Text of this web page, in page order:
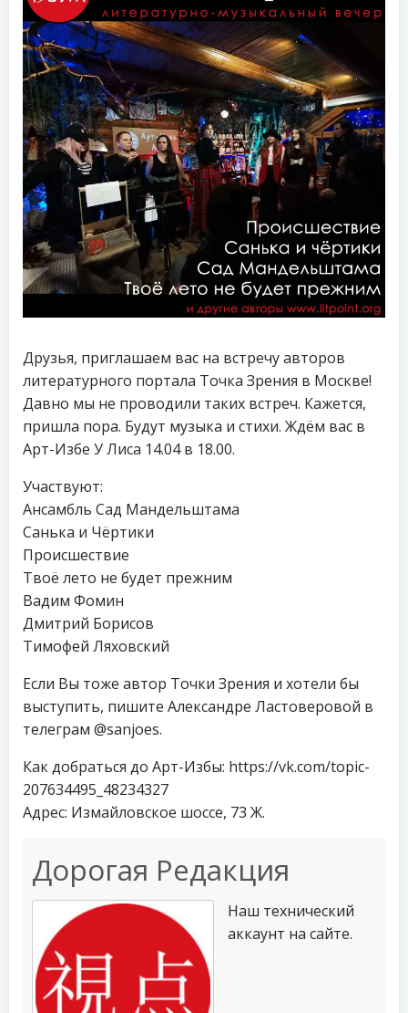
Друзья, приглашаем вас на встречу авторов
литературного портала Точка Зрения в Москве!
Давно мы не проводили таких встреч. Кажется,
пришла пора. Будут музыка и стихи. Ждём вас в
Арт-Избе У Лиса 14.04 в 18.00.
Участвуют:
Ансамбль Сад Мандельштама
Санька и Чёртики
Происшествие
Твоё лето не будет прежним
Вадим Фомин
Дмитрий Борисов
Тимофей Ляховский
Если Вы тоже автор Точки Зрения и хотели бы
выступить, пишите Александре Ластоверовой в
телеграм @sanjoes.
Как добраться до Арт-Избы: https://vk.com/topic-
207634495_48234327
Адрес: Измайловское шоссе, 73 Ж.
Дорогая Редакция
Наш технический
аккаунт на сайте.